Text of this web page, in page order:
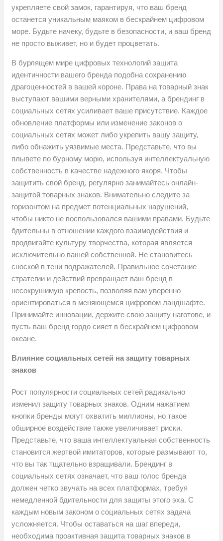
укрепляете свой замок, гарантируя, что ваш бренд
останется уникальным маяком в бескрайнем цифровом
море. Будьте начеку, будьте в безопасности, и ваш бренд
не просто выживет, но и будет процветать.
В бурлящем мире цифровых технологий защита
идентичности вашего бренда подобна сохранению
драгоценностей в вашей короне. Права на товарный знак
выступают вашими верными хранителями, а брендинг в
социальных сетях усиливает ваше присутствие. Каждое
обновление платформы или изменение законов о
социальных сетях может либо укрепить вашу защиту,
либо обнажить уязвимые места. Представьте, что вы
плывете по бурному морю, используя интеллектуальную
собственность в качестве надежного якоря. Чтобы
защитить свой бренд, регулярно занимайтесь онлайн-
защитой товарных знаков. Внимательно следите за
горизонтом на предмет потенциальных нарушений,
чтобы никто не воспользовался вашими правами. Будьте
бдительны в отношении каждого взаимодействия и
продвигайте культуру творчества, которая является
исключительно вашей собственной. Не становитесь
сноской в тени подражателей. Правильное сочетание
стратегии и действий превращает ваш бренд в
несокрушимую крепость, позволяя вам уверенно
ориентироваться в меняющемся цифровом ландшафте.
Принимайте инновации, держите свою защиту наготове, и
пусть ваш бренд гордо сияет в бескрайнем цифровом
океане.
Влияние социальных сетей на защиту товарных
знаков
Рост популярности социальных сетей радикально
изменил защиту товарных знаков. Одним нажатием
кнопки бренды могут охватить миллионы, но такое
обширное воздействие также увеличивает риски.
Представьте, что ваша интеллектуальная собственность
становится жертвой имитаторов, которые размывают то,
что вы так тщательно взращивали. Брендинг в
социальных сетях означает, что ваш голос бренда
должен четко звучать на всех платформах, требуя
немедленной бдительности для защиты этого эха. С
каждым новым законом о социальных сетях задача
усложняется. Чтобы оставаться на шаг впереди,
необходима проактивная защита товарных знаков в